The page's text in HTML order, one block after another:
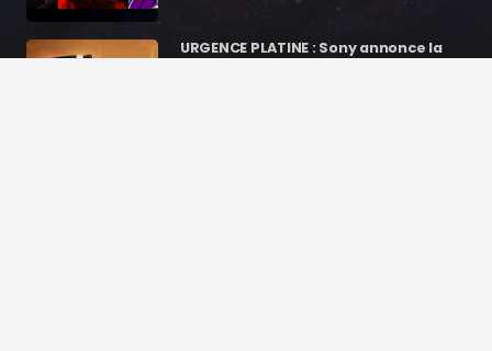
URGENCE PLATINE : Sony annonce la